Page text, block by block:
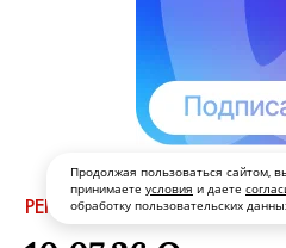
Продолжая пользоваться сайтом,
принимаете условия и даете
обработку пользовательских